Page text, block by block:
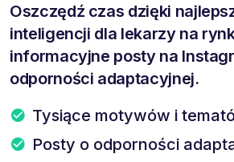
Oszczędź czas dzięki
inteligencji dla lekarzy na
informacyjne posty na
odporności adaptacyjnej.
Tysiące motywów i
Posty o odporności